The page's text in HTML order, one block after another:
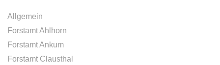
Allgemein
Forstamt Ahlhorn
Forstamt Ankum
Forstamt Clausthal